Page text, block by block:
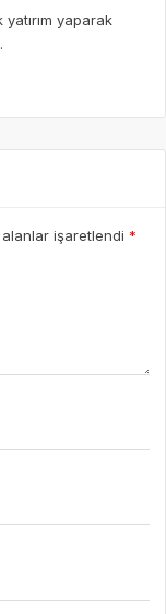
yaparak
alanlar işaretlendi *